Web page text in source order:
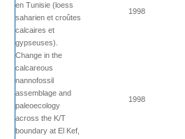
en Tunisie (loess
saharien et croûtes
calcaires et
gypseuses).
1998
Change in the
calcareous
nannofossil
assemblage and
paleoecology
across the K/T
boundary at El Kef,
1998